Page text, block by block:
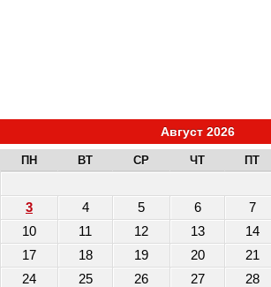
Август 2026
ПН ВТ СР ЧТ ПТ
3
4 5 6 7
10
11 12 13 14
17
18 19 20 21
24
25 26 27 28